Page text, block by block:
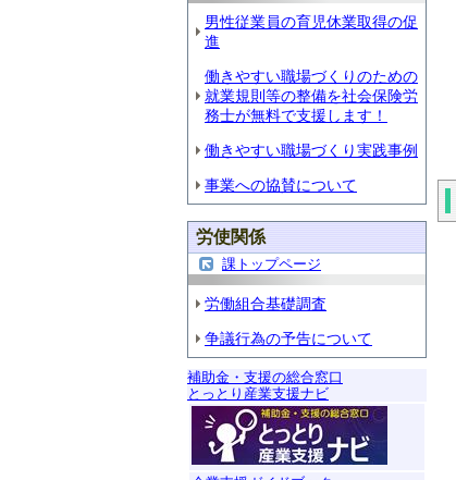
男性従業員の育児休業取得の促
進
働きやすい職場づくりのための
就業規則等の整備を社会保険労
務士が無料で支援します！
働きやすい職場づくり実践事例
事業への協賛について
労使関係
課トップページ
労働組合基礎調査
争議行為の予告について
補助金・支援の総合窓口
とっとり産業支援ナビ